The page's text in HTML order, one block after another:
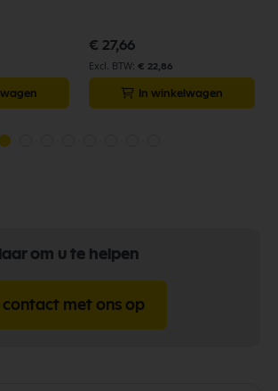
€ 27,66
€ 22,86
In winkelwagen
om u te helpen
contact met ons op